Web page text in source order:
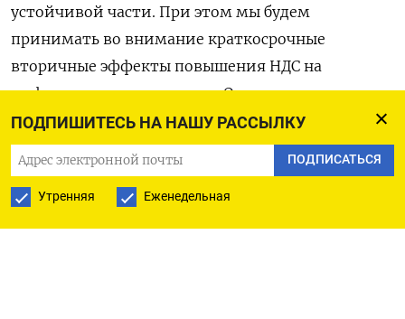
ПОДПИШИТЕСЬ НА НАШУ РАССЫЛКУ
ПОДПИСАТЬСЯ
Утренняя Еженедельная
устойчивой части. При этом мы будем
принимать во внимание краткосрочные
вторичные эффекты повышения НДС на
инфляционные ожидания. Отразим это при
уточнении прогноза 24 октября», - говорится в
комментарии Банка России. (Московское бюро)
ПОДПИСАТЬСЯ НА ТЕЛЕГРАМ